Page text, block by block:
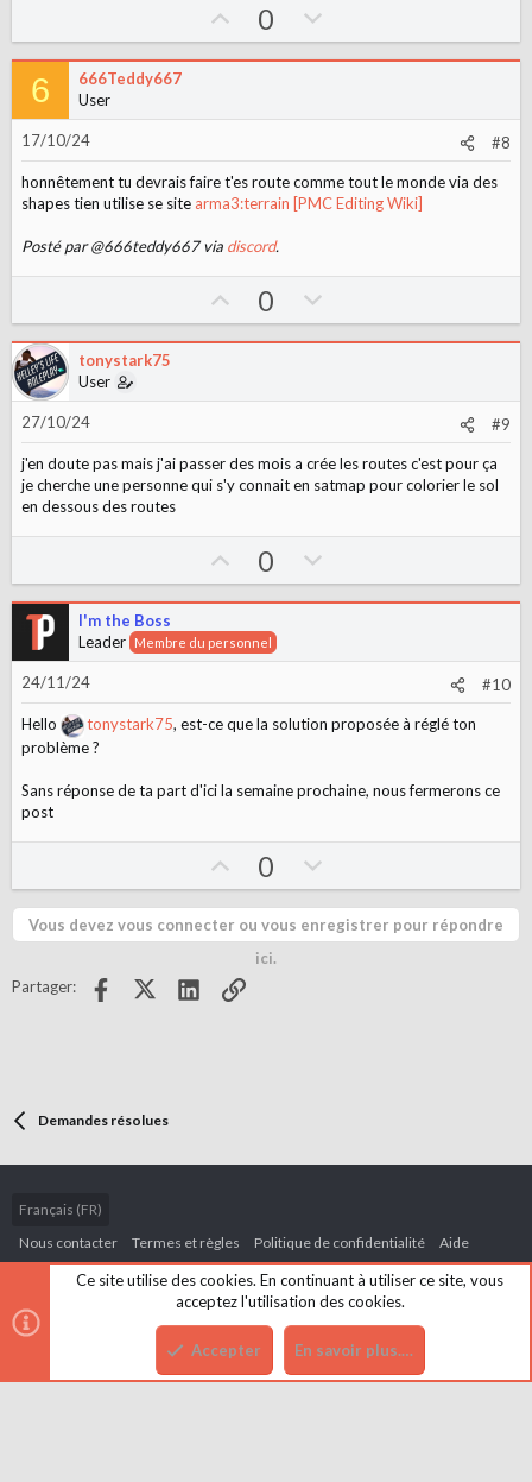
p
v
t
e
0
o
w
v
o
t
e
6
666Teddy667
User
17/10/24 #8
honnêtement tu devrais faire t'es route comme tout le monde via des
shapes tien utilise se site arma3:terrain [PMC Editing Wiki]
Posté par @666teddy667 via discord.
p
v
t
e
0
o
w
v
o
t
e
tonystark75
User
27/10/24 #9
j'en doute pas mais j'ai passer des mois a crée les routes c'est pour ça
je cherche une personne qui s'y connait en satmap pour colorier le sol
en dessous des routes
p
v
o
t
e
0
o
w
v
o
t
I'm the Boss
Leader
Membre du personnel
24/11/24 #10
Hello tonystark75, est-ce que la solution proposée à réglé ton
problème ?
Sans réponse de ta part d'ici la semaine prochaine, nous fermerons ce
post
p
v
o
t
e
0
o
w
n
Vous devez vous connecter ou vous enregistrer pour répondre
ici.
Partager:
FacebookX (Twitter)
LinkedInLien
Demandes résolues
Français (FR)
Nous contacter
Termes et règles Politique de confidentialité
Aide
S
Ce site utilise des cookies. En continuant à utiliser ce site, vous
acceptez l'utilisation des cookies.
Accepter En savoir plus.…